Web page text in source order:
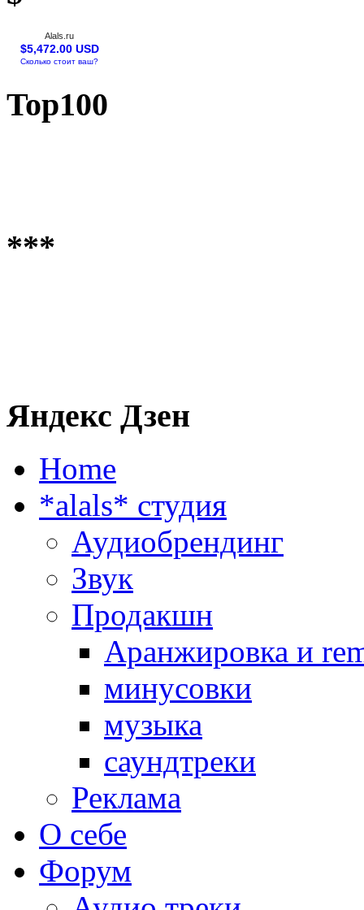
Alals.ru
$5,472.00 USD
Сколько стоит ваш?
Top100
***
Яндекс Дзен
Home
*alals* cтудия
Аудиобрендинг
Звук
Продакшн
Аранжировка и
минусовки
музыка
саундтреки
Реклама
О себе
Форум